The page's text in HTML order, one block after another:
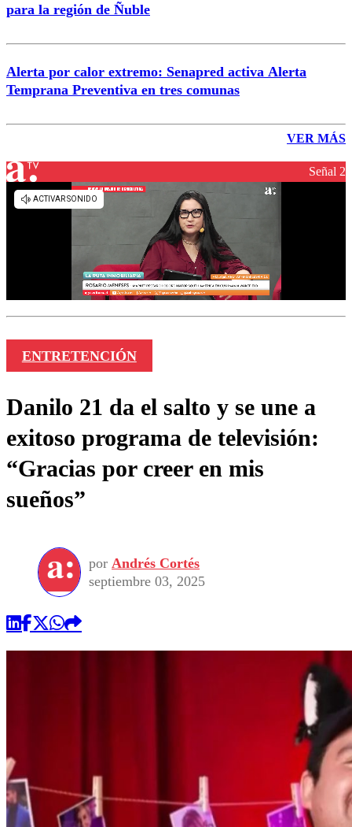
para la región de Ñuble
Alerta por calor extremo: Senapred activa Alerta
Temprana Preventiva en tres comunas
VER MÁS
Señal 2
ENTRETENCIÓN
Danilo 21 da el salto y se une a
exitoso programa de televisión:
“Gracias por creer en mis
sueños”
por Andrés Cortés
septiembre 03, 2025